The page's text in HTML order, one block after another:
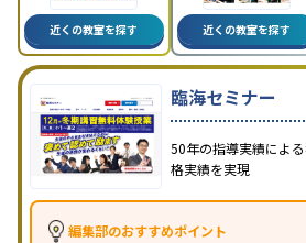
近くの教室を探す 近くの教室を探す
臨海セミナー
50年の指導実績によ
格実績を実現
編集部のおすすめポイント